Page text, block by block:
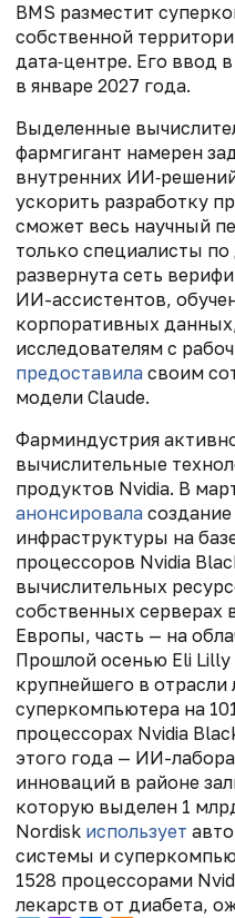
BMS разместит
собственной
дата‑центре. Его ввод
в январе 2027 года.
Выделенные
фармгигант намерен
внутренних
ускорить разработку
сможет весь научный
только специалисты
развернута сеть
ИИ-ассистентов,
корпоративных
исследователям с
предоставила своим
модели Claude.
Фарминдустрия
вычислительные
продуктов Nvidia. В
анонсировала
инфраструктуры на
процессоров Nvidia
вычислительных
собственных серверах
Европы, часть — на
Прошлой осенью Eli Lilly
крупнейшего в отрасли
суперкомпьютера на
процессорах Nvidia
этого года — ИИ-
инноваций в районе
которую выделен 1
Nordisk использует
системы и
1528 процессорами
лекарств от диабета,